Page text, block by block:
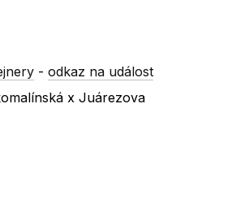
-odkaz na událost
x Juárezova